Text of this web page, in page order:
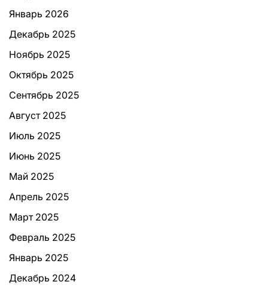
Январь 2026
Декабрь 2025
Ноябрь 2025
Октябрь 2025
Сентябрь 2025
Август 2025
Июль 2025
Июнь 2025
Май 2025
Апрель 2025
Март 2025
Февраль 2025
Январь 2025
Декабрь 2024